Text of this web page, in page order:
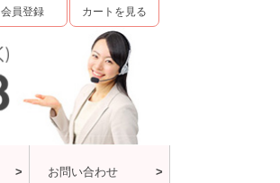
会員登録 カートを見る
お問い合わせ